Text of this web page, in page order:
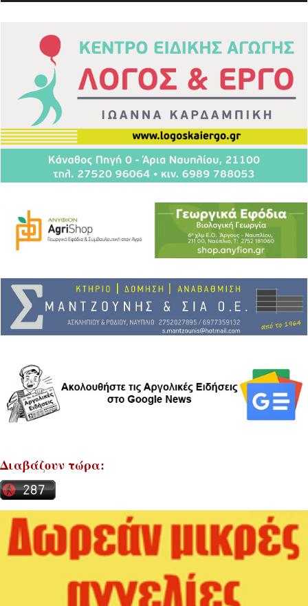
Διαβάζουν τώρα: